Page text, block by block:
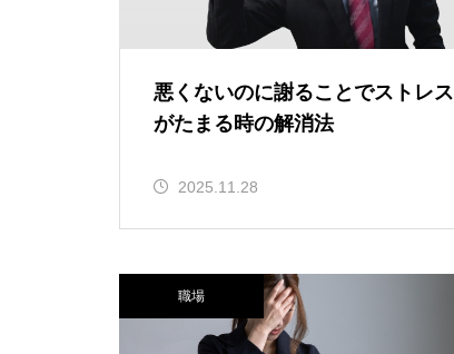
悪くないのに謝ることでストレス
がたまる時の解消法
2025.11.28
職場